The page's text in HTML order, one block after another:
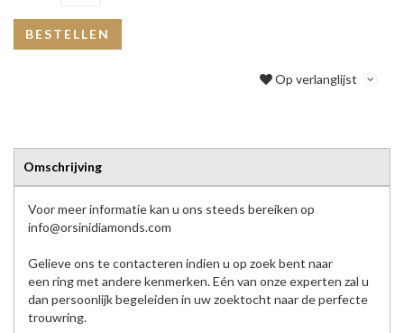
BESTELLEN
Op verlanglijst
Omschrijving
Voor meer informatie kan u ons steeds bereiken op
info@orsinidiamonds.com
Gelieve ons te contacteren indien u op zoek bent naar
een ring met andere kenmerken. Eén van onze experten zal u
dan persoonlijk begeleiden in uw zoektocht naar de perfecte
trouwring.